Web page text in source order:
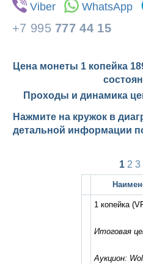
Viber
WhatsApp
+7 995 777 44 15
Цена монеты 1 копейка
Проходы и динамика
Нажмите на кружок в
детальной информации
1 2 3
1 копейка
Итоговая
Аукцион: